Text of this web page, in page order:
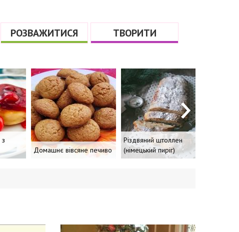
РОЗВАЖИТИСЯ ТВОРИТИ
Домашнє вівсяне печиво
Різдвяний штоллен
(німецький пиріг)